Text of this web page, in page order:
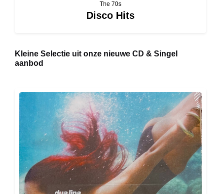
The 70s
Disco Hits
Kleine Selectie uit onze nieuwe CD & Singel
aanbod